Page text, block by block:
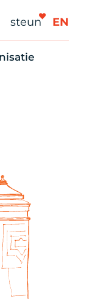
steun EN